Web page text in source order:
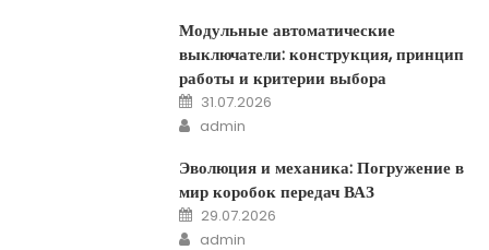
Модульные автоматические
выключатели: конструкция, принцип
работы и критерии выбора
Posted on
31.07.2026
Author
admin
Эволюция и механика: Погружение в
мир коробок передач ВАЗ
Posted on
29.07.2026
Author
admin